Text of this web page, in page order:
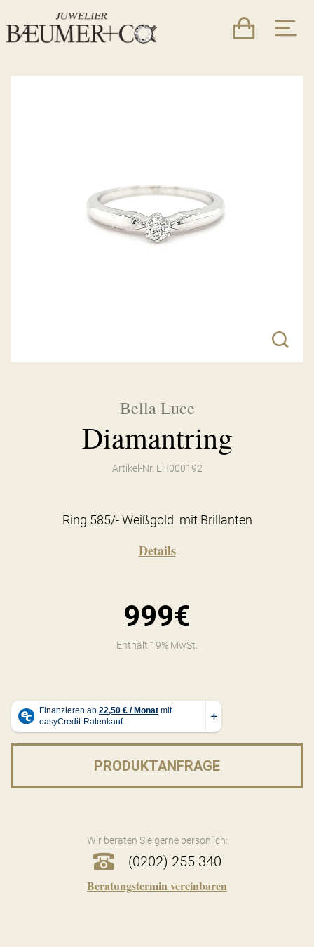
Bella Luce
Diamantring
Artikel-Nr. EH000192
Ring 585/- Weißgold mit Brillanten
Details
999€
Enthält 19% MwSt.
PRODUKTANFRAGE
Wir beraten Sie gerne persönlich:
(0202) 255 340
Beratungstermin vereinbaren